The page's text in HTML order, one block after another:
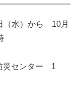
水）から 10月
災センター 1